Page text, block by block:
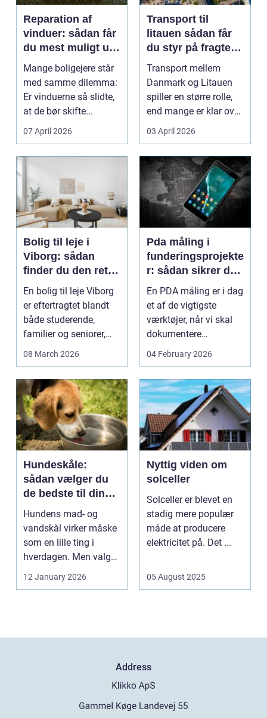
Reparation af
vinduer: sådan får
du mest muligt ud
af dine gamle
vinduer
Mange boligejere står
med samme dilemma:
Er vinduerne så slidte,
at de bør skifte...
07 April 2026
Transport til
litauen sådan får
du styr på fragten
til baltikum
Transport mellem
Danmark og Litauen
spiller en større rolle,
end mange er klar over.
Litauen er et n...
03 April 2026
Bolig til leje i
Viborg: sådan
finder du den rette
lejlighed
En bolig til leje Viborg
er eftertragtet blandt
både studerende,
familier og seniorer,
fordi b...
08 March 2026
Pda måling i
funderingsprojekte
r: sådan sikrer du
dokumenteret
bæreevne
En PDA måling er i dag
et af de vigtigste
værktøjer, når vi skal
dokumentere
bæreevnen af pæle til
04 February 2026
Hundeskåle:
sådan vælger du
de bedste til din
hund
Hundens mad- og
vandskål virker måske
som en lille ting i
hverdagen. Men valg
af sk&arin...
12 January 2026
Nyttig viden om
solceller
Solceller er blevet en
stadig mere populær
måde at producere
elektricitet på. Det ...
05 August 2025
Address